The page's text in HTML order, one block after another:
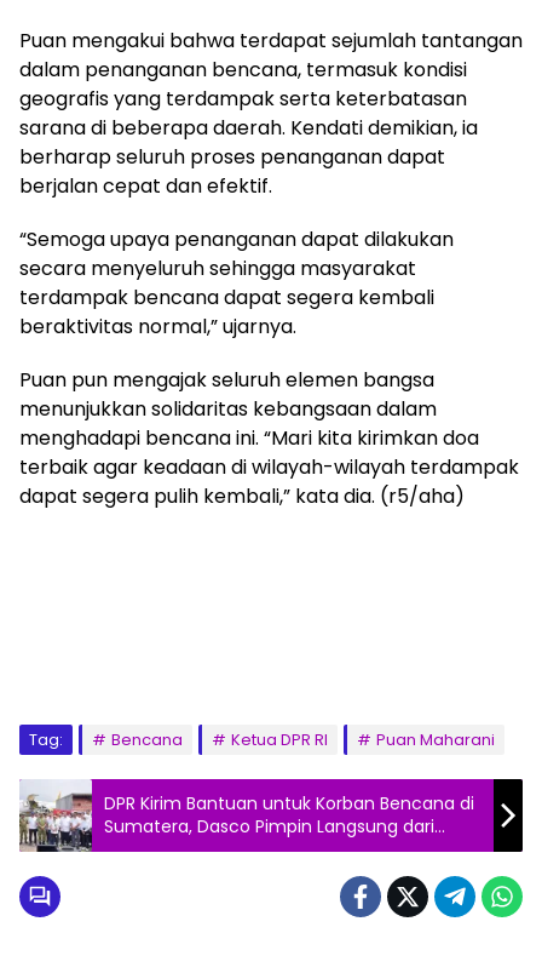
Puan mengakui bahwa terdapat sejumlah tantangan
dalam penanganan bencana, termasuk kondisi
geografis yang terdampak serta keterbatasan
sarana di beberapa daerah. Kendati demikian, ia
berharap seluruh proses penanganan dapat
berjalan cepat dan efektif.
“Semoga upaya penanganan dapat dilakukan
secara menyeluruh sehingga masyarakat
terdampak bencana dapat segera kembali
beraktivitas normal,” ujarnya.
Puan pun mengajak seluruh elemen bangsa
menunjukkan solidaritas kebangsaan dalam
menghadapi bencana ini. “Mari kita kirimkan doa
terbaik agar keadaan di wilayah-wilayah terdampak
dapat segera pulih kembali,” kata dia. (r5/aha)
Tag: Bencana Ketua DPR RI Puan Maharani
DPR Kirim Bantuan untuk Korban Bencana di
Sumatera, Dasco Pimpin Langsung dari
Halim